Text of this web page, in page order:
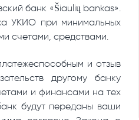
банк «Šiaulių bankas».
УКИО при минимальных
счетами, средствами.
и отзыв
другому банку
и финансами на тех
будут переданы ваши